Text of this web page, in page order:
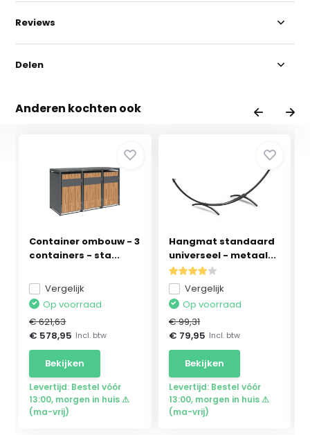
Reviews
Delen
Anderen kochten ook
Container ombouw - 3
containers - sta...
Vergelijk
Op voorraad
€ 621,63
€ 578,95 Incl. btw
Bekijken
Levertijd: Bestel vóór
13:00, morgen in huis ⚠
(ma-vrij)
Hangmat standaard
universeel - metaal...
Vergelijk
Op voorraad
€ 99,31
€ 79,95 Incl. btw
Bekijken
Levertijd: Bestel vóór
13:00, morgen in huis ⚠
(ma-vrij)